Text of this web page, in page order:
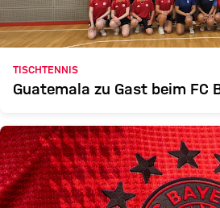
TISCHTENNIS
Guatemala zu Gast beim FC